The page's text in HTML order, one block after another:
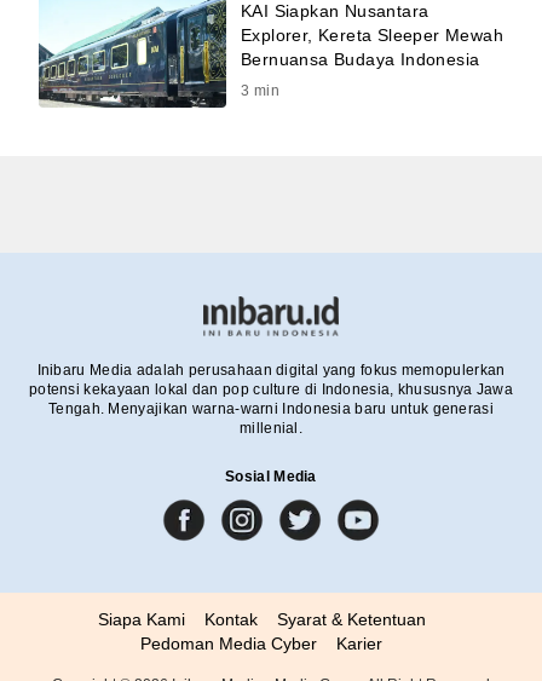
KAI Siapkan Nusantara
Explorer, Kereta Sleeper Mewah
Bernuansa Budaya Indonesia
3 min
Inibaru Media adalah perusahaan digital yang fokus memopulerkan
potensi kekayaan lokal dan pop culture di Indonesia, khususnya Jawa
Tengah. Menyajikan warna-warni Indonesia baru untuk generasi
millenial.
Sosial Media
Siapa Kami Kontak
Syarat & Ketentuan
Pedoman Media Cyber
Karier